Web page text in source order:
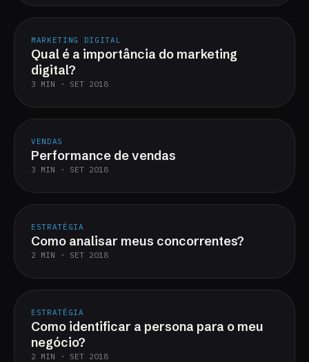
MARKETING DIGITAL
Qual é a importância do marketing
digital?
3 MIN · SET 2018
VENDAS
Performance de vendas
3 MIN · SET 2018
ESTRATÉGIA
Como analisar meus concorrentes?
2 MIN · SET 2018
ESTRATÉGIA
Como identificar a persona para o meu
negócio?
2 MIN · SET 2018